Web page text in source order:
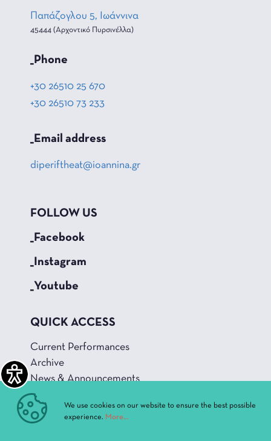
Παπάζογλου 5, Ιωάννινα
45444 (Αρχοντικό Πυρσινέλλα)
_Phone
+30 26510 25 670
+30 26510 73 233
_Email address
diperiftheat@ioannina.gr
FOLLOW US
_Facebook
_Instagram
_Youtube
QUICK ACCESS
Current Performances
Archive
News & Announcements
Administration
History
Buildings and Halls
We use cookies on our website to ensure the best possible
experience. More...